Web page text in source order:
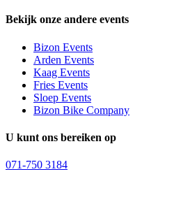
Bekijk onze andere events
Bizon Events
Arden Events
Kaag Events
Fries Events
Sloep Events
Bizon Bike Company
U kunt ons bereiken op
071-750 3184